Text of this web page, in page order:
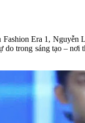
Era 1, Nguyễn
trong sáng tạo –